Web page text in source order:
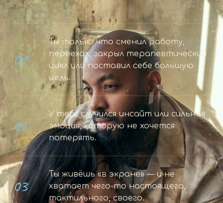
01
Ты только что сменил работу,
переехал, закрыл терапевтический
цикл или поставил себе большую
цель.
02
У тебя случился инсайт или сильная
эмоция, которую не хочется
потерять.
03
Ты живёшь «в экране» — и не
хватает чего-то настоящего,
тактильного, своего.